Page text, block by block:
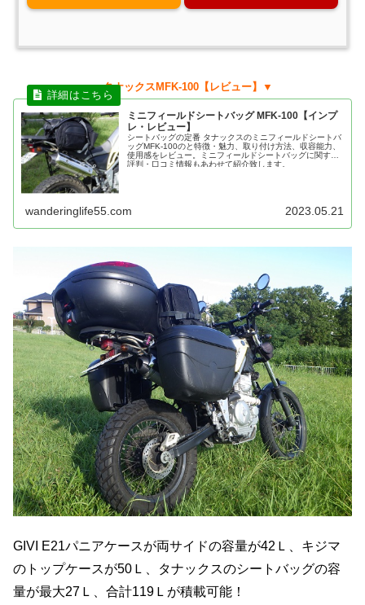
▼タナックスMFK-100【レビュー】▼
ミニフィールドシートバッグ MFK-100【インプ
レ・レビュー】
シートバッグの定番 タナックスのミニフィールドシートバ
ッグMFK-100のと特徴・魅力、取り付け方法、収容能力、
使用感をレビュー。ミニフィールドシートバッグに関する
評判・口コミ情報もあわせて紹介致します。
wanderinglife55.com 2023.05.21
GIVI E21パニアケースが両サイドの容量が42Ｌ、キジマ
のトップケースが50Ｌ、タナックスのシートバッグの容
量が最大27Ｌ、合計119Ｌが積載可能！